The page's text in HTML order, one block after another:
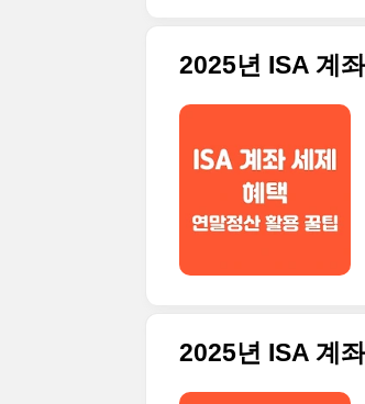
2025년 ISA 계